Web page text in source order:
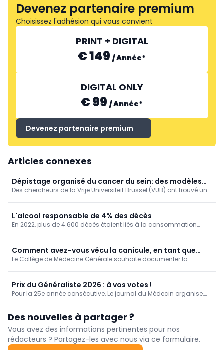
Devenez partenaire premium
Choisissez l'adhésion qui vous convient
PRINT + DIGITAL
€ 149 /Année*
DIGITAL ONLY
€ 99 /Année*
Devenez partenaire premium
Articles connexes
Dépistage organisé du cancer du sein: des modèles
de simulation encore plus fiables (VUB)
Des chercheurs de la Vrije Universiteit Brussel (VUB) ont trouvé un
L'alcool responsable de 4% des décès
En 2022, plus de 4.600 décès étaient liés à la consommation
Bruxelles-Capitale.
Comment avez-vous vécu la canicule, en tant que
médecin généraliste? [Enquête]
Le Collège de Médecine Générale souhaite documenter la
Prix du Généraliste 2026 : à vos votes !
Pour la 25e année consécutive, Le journal du Médecin organise,
de six jeunes médecins francophones sélectionnés par leurs
universités respectives.
Des nouvelles à partager ?
Vous avez des informations pertinentes pour nos
rédacteurs ? Partagez-les avec nous via ce formulaire.